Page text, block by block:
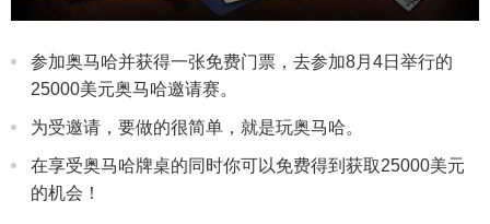
参加奥马哈并获得一张免费门票，去参加8月4日举行的
25000美元奥马哈邀请赛。
为受邀请，要做的很简单，就是玩奥马哈。
在享受奥马哈牌桌的同时你可以免费得到获取25000美元
的机会！